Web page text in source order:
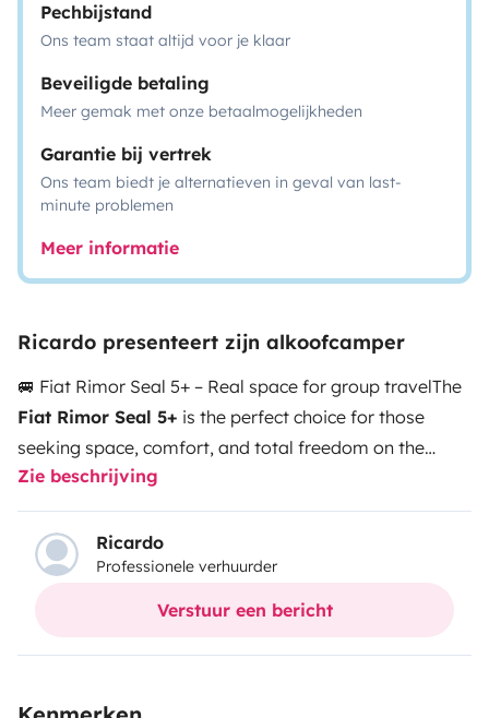
Pechbijstand
Ons team staat altijd voor je klaar
Beveiligde betaling
Meer gemak met onze betaalmogelijkheden
Garantie bij vertrek
Ons team biedt je alternatieven in geval van last-
minute problemen
Meer informatie
Ricardo presenteert zijn alkoofcamper
🚐 Fiat Rimor Seal 5+ – Real space for group travelThe
Fiat Rimor Seal 5+ is the perfect choice for those
seeking space, comfort, and total freedom on the
road. Ideal for families or groups, it is designed so that
traveling with 6 people is truly comfortable.👨‍👩‍👧‍👦
Up to 6 travel and sleeping places
comfortable for everyone. Each traveler has their own
place to relax and enjoy the journey. 🛏️ Large overcab
space, combined with additional sleeping areas for a
Zie beschrijving
Ricardo
Professionele verhuurder
Verstuur een bericht